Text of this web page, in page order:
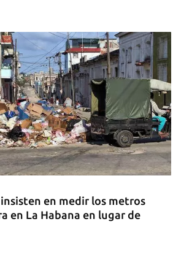
en medir los metros
en La Habana en lugar de